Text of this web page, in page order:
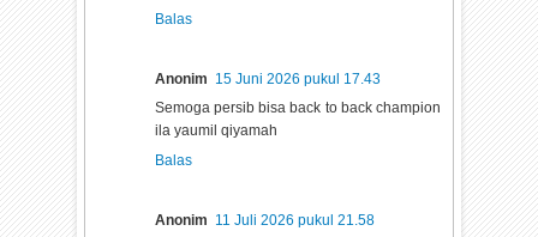
Balas
Anonim 15 Juni 2026 pukul 17.43
Semoga persib bisa back to back champion
ila yaumil qiyamah
Balas
Anonim 11 Juli 2026 pukul 21.58